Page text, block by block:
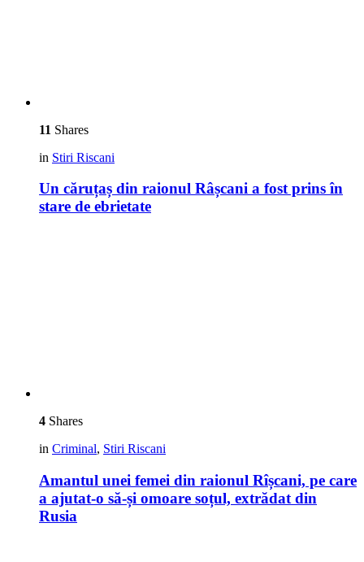
11 Shares
in Stiri Riscani
Un căruțaș din raionul Râșcani a fost prins în
stare de ebrietate
4 Shares
in Criminal, Stiri Riscani
Amantul unei femei din raionul Rîșcani, pe care
a ajutat-o să-și omoare soțul, extrădat din
Rusia